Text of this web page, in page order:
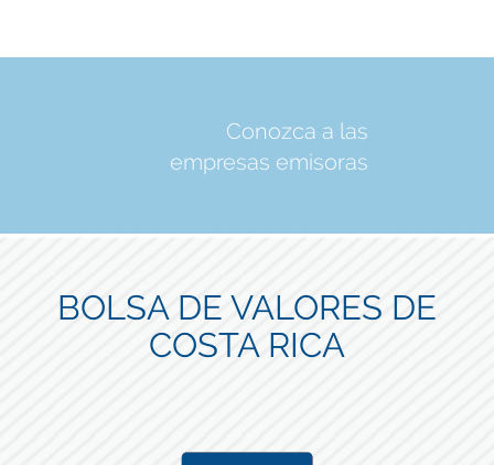
Conozca a las
empresas emisoras
BOLSA DE VALORES DE
COSTA RICA